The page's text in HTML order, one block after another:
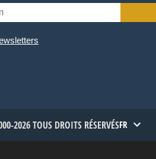
2026 TOUS DROITS RÉSERVÉSFR